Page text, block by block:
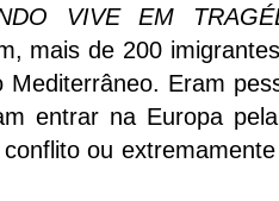
VIVE EM
mais de 200
Mediterrâneo. Eram
entrar na Europa
ou